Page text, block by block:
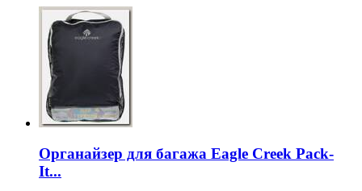
Органайзер для багажа Eagle Creek Pack-
It...